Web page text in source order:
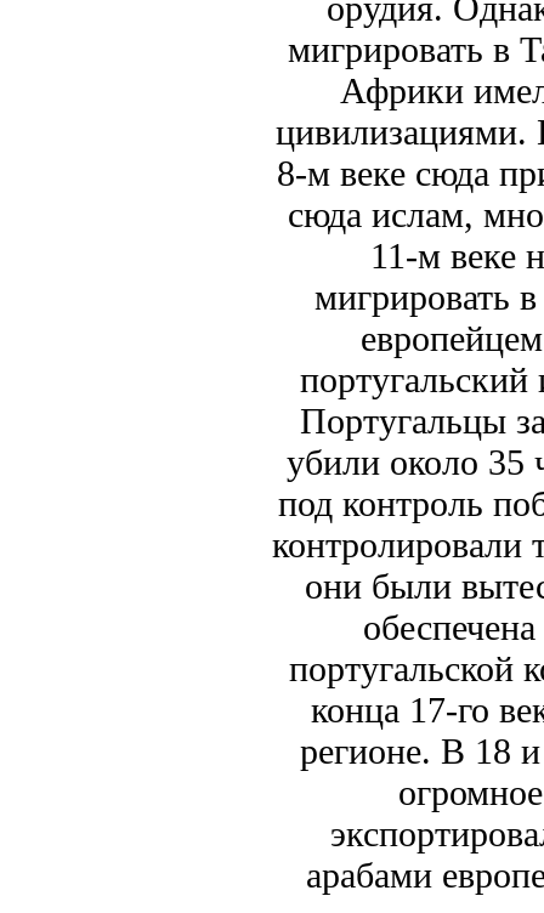
мигрировать в
Африки
цивилизациями.
8-м веке сюда
сюда ислам,
11-м веке
мигрировать
Португальцы
убили около 35
под контроль
контролировали
они были
португальской
конца 17-го
регионе. В 18
арабами